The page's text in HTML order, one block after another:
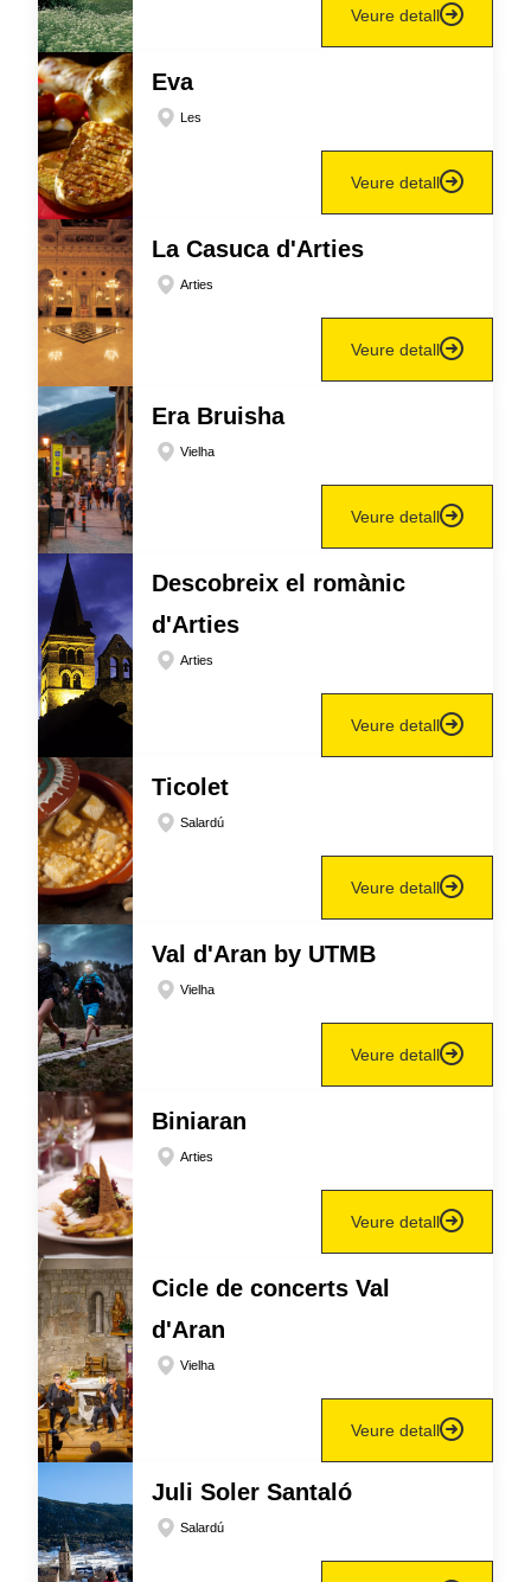
Veure detall
Eva
Les
Veure detall
La Casuca d'Arties
Arties
Veure detall
Era Bruisha
Vielha
Veure detall
Descobreix el romànic
d'Arties
Arties
Veure detall
Ticolet
Salardú
Veure detall
Val d'Aran by UTMB
Vielha
Veure detall
Biniaran
Arties
Veure detall
Cicle de concerts Val
d'Aran
Vielha
Veure detall
Juli Soler Santaló
Salardú